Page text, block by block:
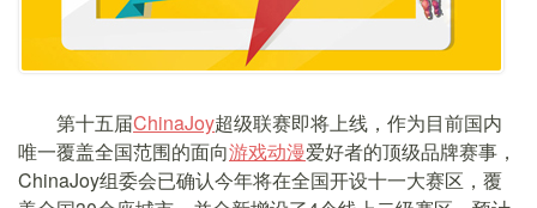
第十五届ChinaJoy超级联赛即将上线，作为目前国内
唯一覆盖全国范围的面向游戏动漫爱好者的顶级品牌赛事，
ChinaJoy组委会已确认今年将在全国开设十一大赛区，覆